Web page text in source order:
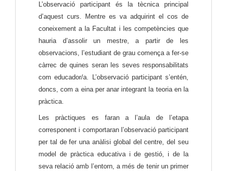
L’observació participant és la tècnica principal
d’aquest curs. Mentre es va adquirint el cos de
coneixement a la Facultat i les competències que
hauria d’assolir un mestre, a partir de les
observacions, l’estudiant de grau comença a fer-se
càrrec de quines seran les seves responsabilitats
com educador/a. L’observació participant s’entén,
doncs, com a eina per anar integrant la teoria en la
pràctica.
Les pràctiques es faran a l’aula de l’etapa
corresponent i comportaran l’observació participant
per tal de fer una anàlisi global del centre, del seu
model de pràctica educativa i de gestió, i de la
seva relació amb l’entorn, a més de tenir un primer